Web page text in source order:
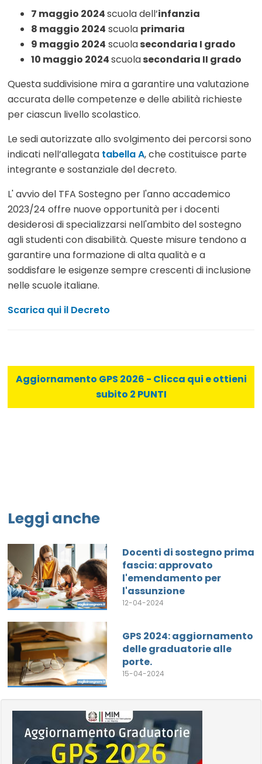
7 maggio 2024scuola dell’infanzia
8 maggio 2024 scuola primaria
9 maggio 2024 scuolasecondaria I grado
10 maggio 2024scuolasecondaria II grado
Questa suddivisione mira a garantire una valutazione
accurata delle competenze e delle abilità richieste
per ciascun livello scolastico.
Le sedi autorizzate allo svolgimento dei percorsi sono
indicati nell’allegata tabella A, che costituisce parte
integrante e sostanziale del decreto.
L' avvio del TFA Sostegno per l'anno accademico
2023/24 offre nuove opportunità per i docenti
desiderosi di specializzarsi nell'ambito del sostegno
agli studenti con disabilità. Queste misure tendono a
garantire una formazione di alta qualità e a
soddisfare le esigenze sempre crescenti di inclusione
nelle scuole italiane.
Scarica qui il Decreto
Aggiornamento GPS 2026 - Clicca qui e ottieni
subito 2 PUNTI
Leggi anche
Docenti di sostegno prima
fascia: approvato
l'emendamento per
l'assunzione
12-04-2024
GPS 2024: aggiornamento
delle graduatorie alle
porte.
15-04-2024